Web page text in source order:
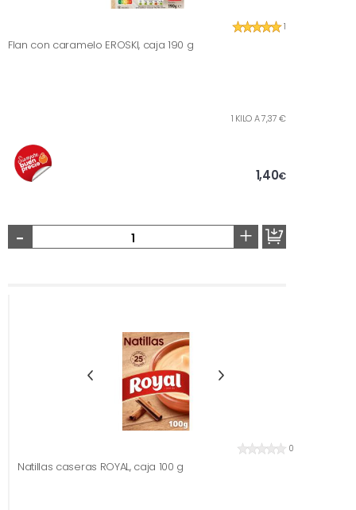
1
Flan con caramelo EROSKI, caja 190 g
1 KILO A 7,37 €
1,40€
- +
0
Natillas caseras ROYAL, caja 100 g